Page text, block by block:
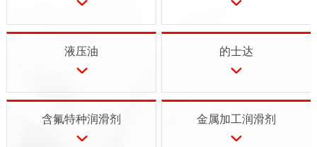
液压油 的士达
含氟特种润滑剂 金属加工润滑剂